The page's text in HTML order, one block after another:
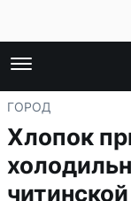
ГОРОД
Хлопок